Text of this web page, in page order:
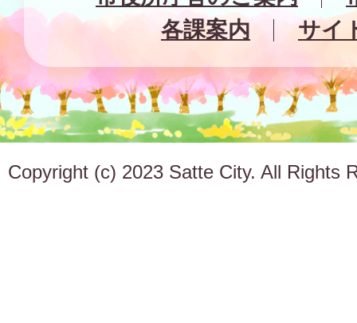
各課案内
サイ
Copyright (c) 2023 Satte City. All Rights